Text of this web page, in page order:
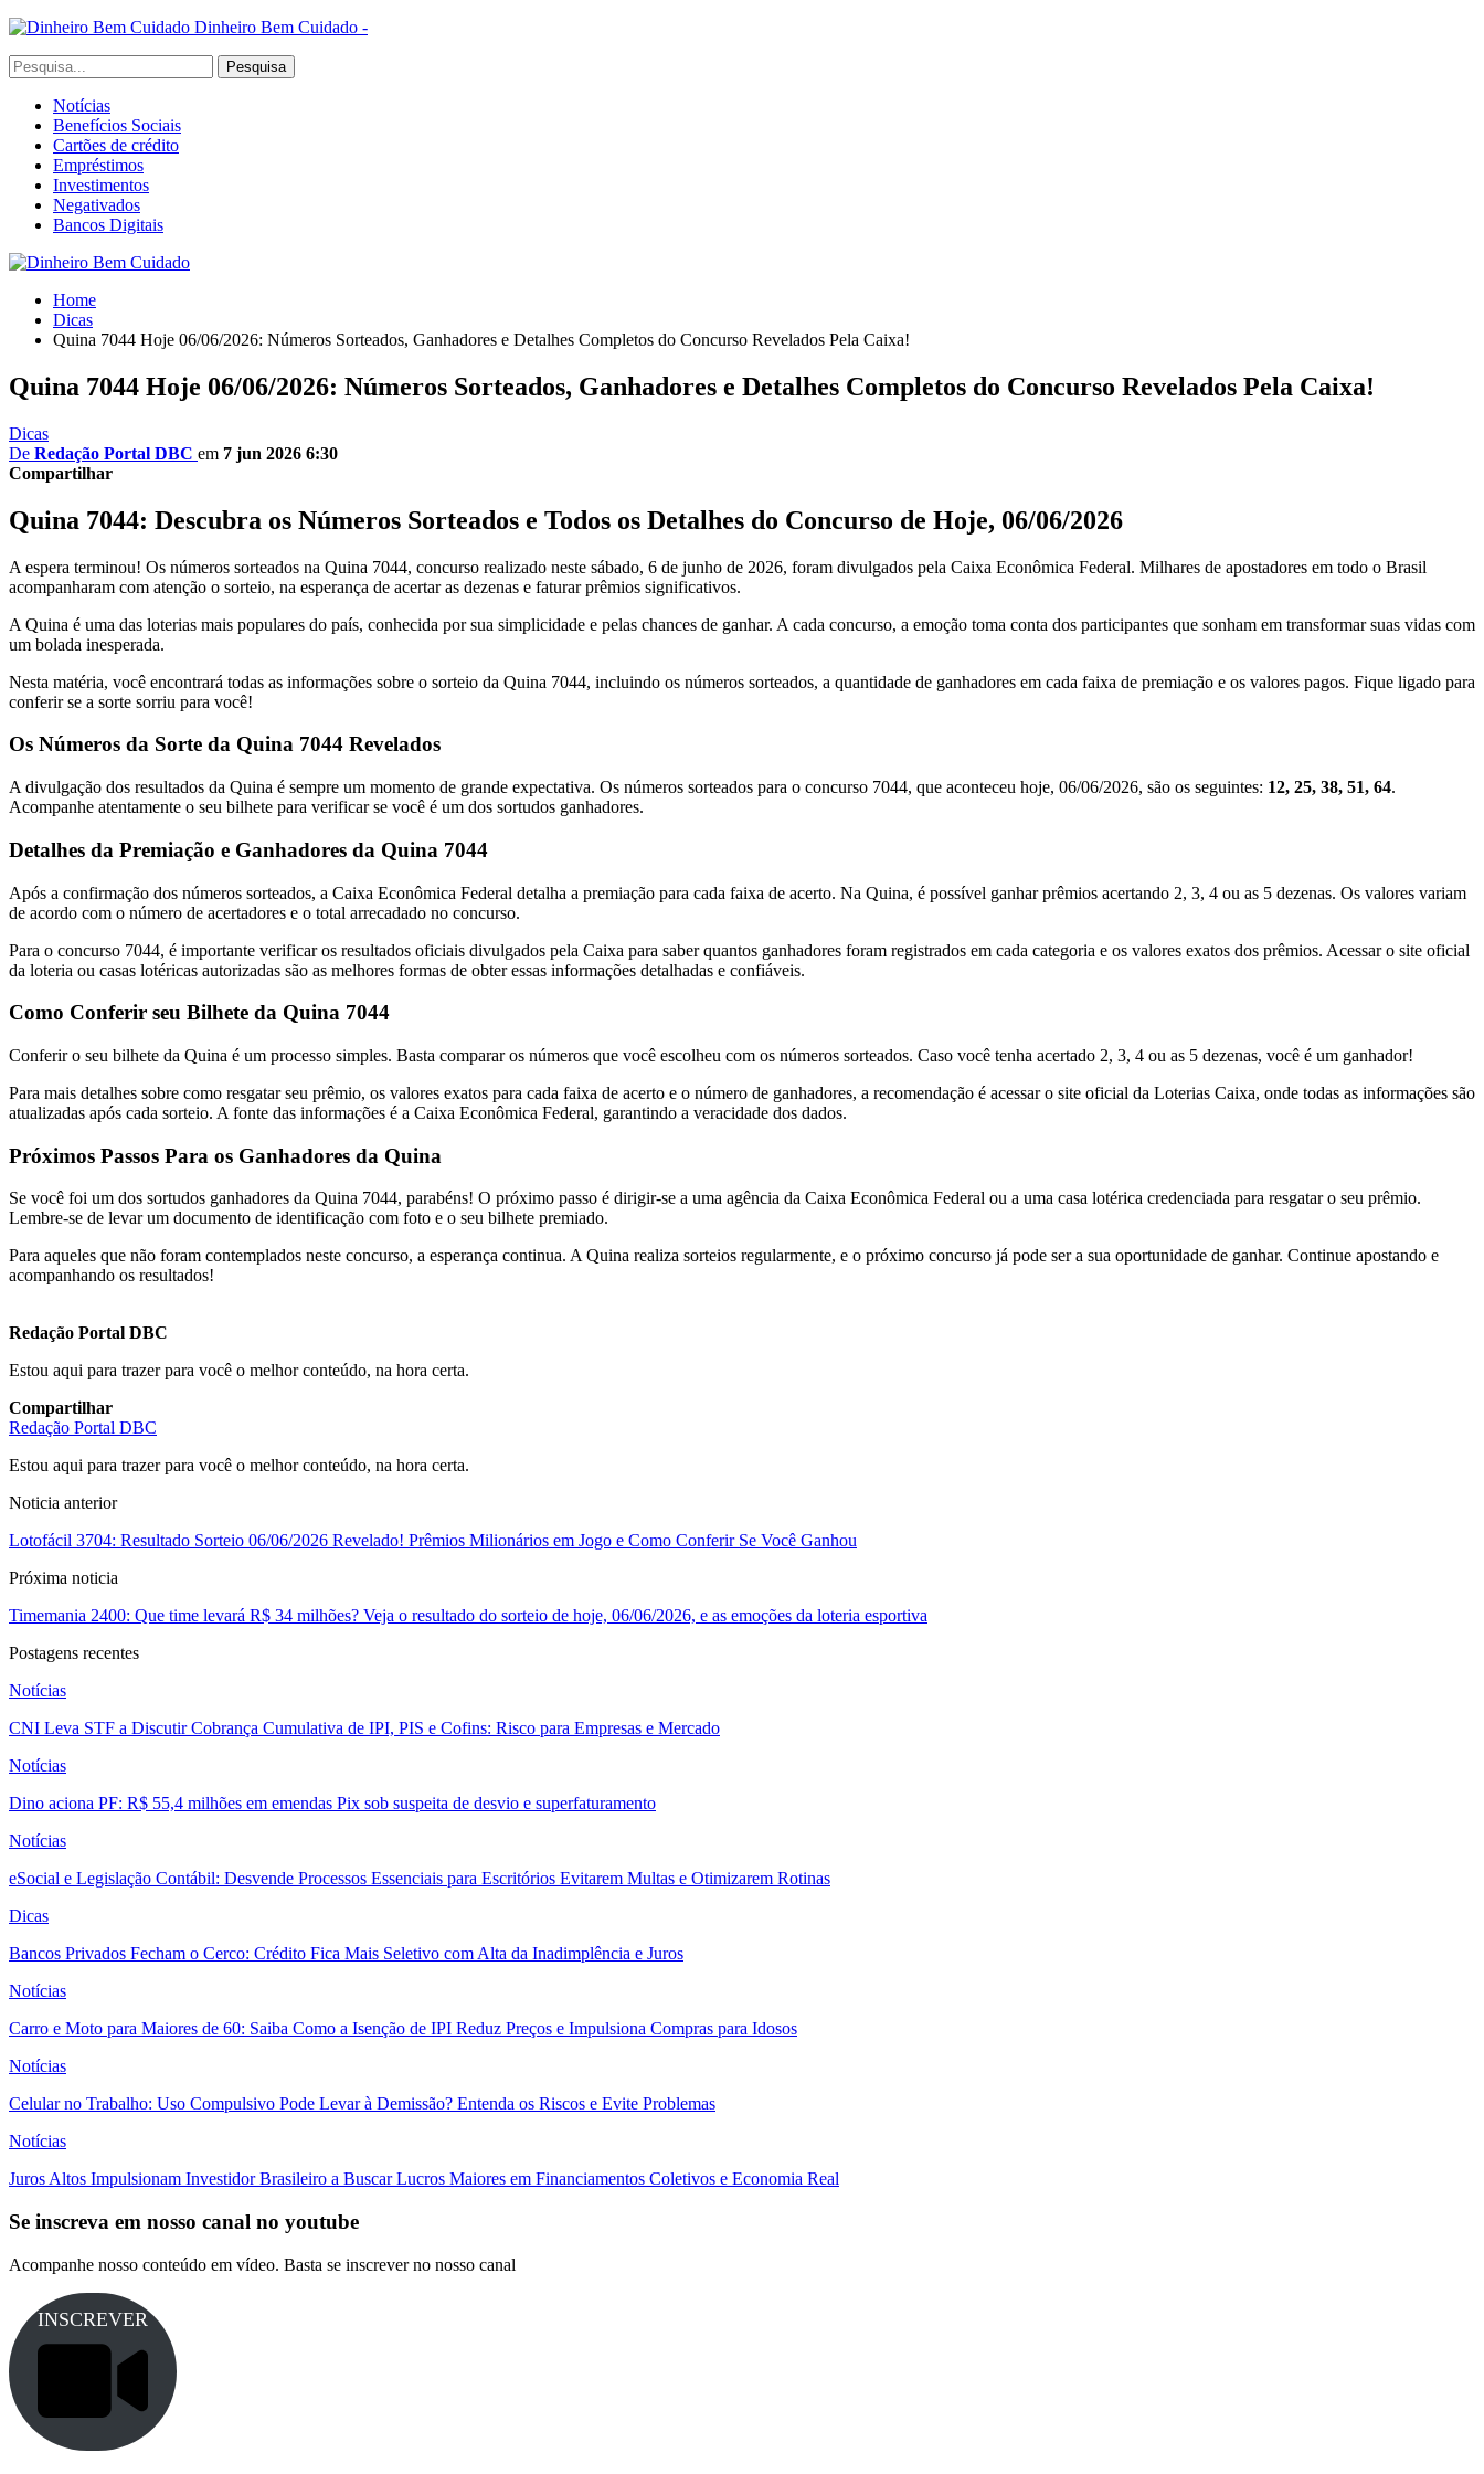
Dinheiro Bem Cuidado -
Notícias
Benefícios Sociais
Cartões de crédito
Empréstimos
Investimentos
Negativados
Bancos Digitais
Home
Dicas
Quina 7044 Hoje 06/06/2026: Números Sorteados, Ganhadores e Detalhes Completos do Concurso Revelados Pela Caixa!
Quina 7044 Hoje 06/06/2026: Números Sorteados, Ganhadores e Detalhes Completos do Concurso Revelados Pela Caixa!
Dicas
De Redação Portal DBC em 7 jun 2026 6:30
Compartilhar
Quina 7044: Descubra os Números Sorteados e Todos os Detalhes do Concurso de Hoje, 06/06/2026
A espera terminou! Os números sorteados na Quina 7044, concurso realizado neste sábado, 6 de junho de 2026, foram divulgados pela Caixa Econômica Federal. Milhares de apostadores em todo o Brasil
acompanharam com atenção o sorteio, na esperança de acertar as dezenas e faturar prêmios significativos.
A Quina é uma das loterias mais populares do país, conhecida por sua simplicidade e pelas chances de ganhar. A cada concurso, a emoção toma conta dos participantes que sonham em transformar suas vidas com
um bolada inesperada.
Nesta matéria, você encontrará todas as informações sobre o sorteio da Quina 7044, incluindo os números sorteados, a quantidade de ganhadores em cada faixa de premiação e os valores pagos. Fique ligado para
conferir se a sorte sorriu para você!
Os Números da Sorte da Quina 7044 Revelados
A divulgação dos resultados da Quina é sempre um momento de grande expectativa. Os números sorteados para o concurso 7044, que aconteceu hoje, 06/06/2026, são os seguintes: 12, 25, 38, 51, 64.
Acompanhe atentamente o seu bilhete para verificar se você é um dos sortudos ganhadores.
Detalhes da Premiação e Ganhadores da Quina 7044
Após a confirmação dos números sorteados, a Caixa Econômica Federal detalha a premiação para cada faixa de acerto. Na Quina, é possível ganhar prêmios acertando 2, 3, 4 ou as 5 dezenas. Os valores variam
de acordo com o número de acertadores e o total arrecadado no concurso.
Para o concurso 7044, é importante verificar os resultados oficiais divulgados pela Caixa para saber quantos ganhadores foram registrados em cada categoria e os valores exatos dos prêmios. Acessar o site oficial
da loteria ou casas lotéricas autorizadas são as melhores formas de obter essas informações detalhadas e confiáveis.
Como Conferir seu Bilhete da Quina 7044
Conferir o seu bilhete da Quina é um processo simples. Basta comparar os números que você escolheu com os números sorteados. Caso você tenha acertado 2, 3, 4 ou as 5 dezenas, você é um ganhador!
Para mais detalhes sobre como resgatar seu prêmio, os valores exatos para cada faixa de acerto e o número de ganhadores, a recomendação é acessar o site oficial da Loterias Caixa, onde todas as informações são
atualizadas após cada sorteio. A fonte das informações é a Caixa Econômica Federal, garantindo a veracidade dos dados.
Próximos Passos Para os Ganhadores da Quina
Se você foi um dos sortudos ganhadores da Quina 7044, parabéns! O próximo passo é dirigir-se a uma agência da Caixa Econômica Federal ou a uma casa lotérica credenciada para resgatar o seu prêmio.
Lembre-se de levar um documento de identificação com foto e o seu bilhete premiado.
Para aqueles que não foram contemplados neste concurso, a esperança continua. A Quina realiza sorteios regularmente, e o próximo concurso já pode ser a sua oportunidade de ganhar. Continue apostando e
acompanhando os resultados!
Redação Portal DBC
Estou aqui para trazer para você o melhor conteúdo, na hora certa.
Compartilhar
Redação Portal DBC
Estou aqui para trazer para você o melhor conteúdo, na hora certa.
Noticia anterior
Lotofácil 3704: Resultado Sorteio 06/06/2026 Revelado! Prêmios Milionários em Jogo e Como Conferir Se Você Ganhou
Próxima noticia
Timemania 2400: Que time levará R$ 34 milhões? Veja o resultado do sorteio de hoje, 06/06/2026, e as emoções da loteria esportiva
Postagens recentes
Notícias
CNI Leva STF a Discutir Cobrança Cumulativa de IPI, PIS e Cofins: Risco para Empresas e Mercado
Notícias
Dino aciona PF: R$ 55,4 milhões em emendas Pix sob suspeita de desvio e superfaturamento
Notícias
eSocial e Legislação Contábil: Desvende Processos Essenciais para Escritórios Evitarem Multas e Otimizarem Rotinas
Dicas
Bancos Privados Fecham o Cerco: Crédito Fica Mais Seletivo com Alta da Inadimplência e Juros
Notícias
Carro e Moto para Maiores de 60: Saiba Como a Isenção de IPI Reduz Preços e Impulsiona Compras para Idosos
Notícias
Celular no Trabalho: Uso Compulsivo Pode Levar à Demissão? Entenda os Riscos e Evite Problemas
Notícias
Juros Altos Impulsionam Investidor Brasileiro a Buscar Lucros Maiores em Financiamentos Coletivos e Economia Real
Se inscreva em nosso canal no youtube
Acompanhe nosso conteúdo em vídeo. Basta se inscrever no nosso canal
INSCREVER